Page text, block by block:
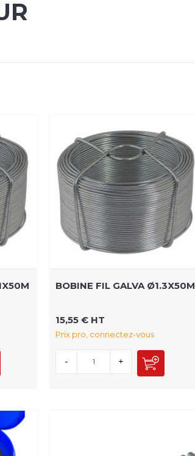
BOBINE FIL GALVA Ø1.3X50M
15,55 € HT
Prix pro, connectez-vous
- +